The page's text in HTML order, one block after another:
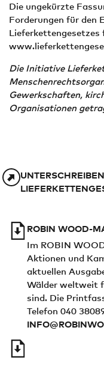
Die ungekürzte
Forderungen für den
Lieferkettengesetzes
Die Initiative
Gewerkschaften,
Organisationen
ROBIN WOOD-
Im ROBIN
Aktionen und
aktuellen
Wälder weltweit
sind. Die
Telefon 040